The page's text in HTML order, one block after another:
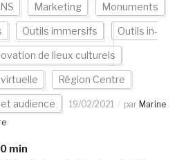
Marketing Monuments
Outils immersifs Outils in-
de lieux culturels
Région Centre
audience 19/02/2021 par Marine
min